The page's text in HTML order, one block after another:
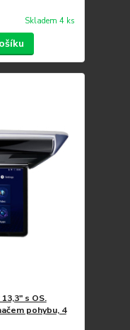
Skladem 4 ks
s OS.
pohybu, 4